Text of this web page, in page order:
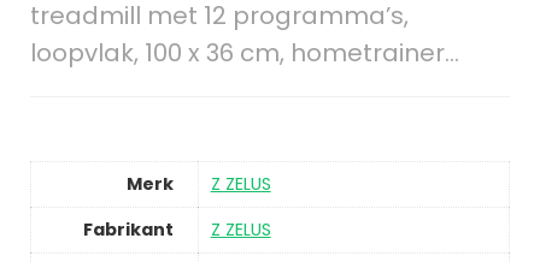
treadmill met 12 programma’s,
loopvlak, 100 x 36 cm, hometrainer…
Merk
Z ZELUS
Fabrikant
Z ZELUS